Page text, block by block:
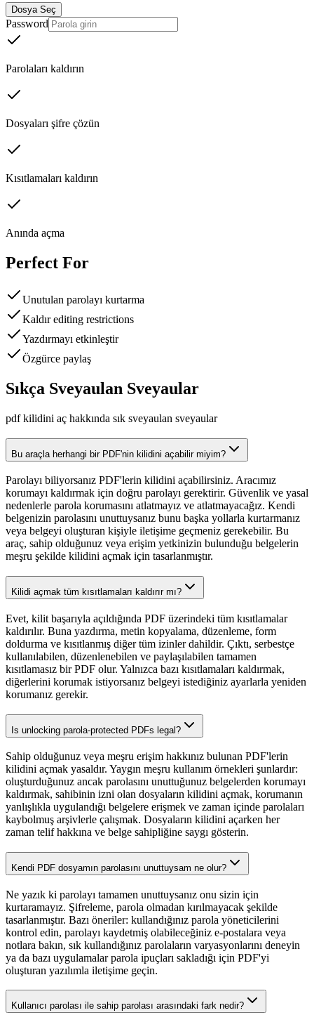
Dosya Seç
Password
Parolaları kaldırın
Dosyaları şifre çözün
Kısıtlamaları kaldırın
Anında açma
Perfect For
Unutulan parolayı kurtarma
Kaldır editing restrictions
Yazdırmayı etkinleştir
Özgürce paylaş
Sıkça Sveyaulan Sveyaular
pdf kilidini aç hakkında sık sveyaulan sveyaular
Bu araçla herhangi bir PDF'nin kilidini açabilir miyim?
Parolayı biliyorsanız PDF'lerin kilidini açabilirsiniz. Aracımız
korumayı kaldırmak için doğru parolayı gerektirir. Güvenlik ve yasal
nedenlerle parola korumasını atlatmayız ve atlatmayacağız. Kendi
belgenizin parolasını unuttuysanız bunu başka yollarla kurtarmanız
veya belgeyi oluşturan kişiyle iletişime geçmeniz gerekebilir. Bu
araç, sahip olduğunuz veya erişim yetkinizin bulunduğu belgelerin
meşru şekilde kilidini açmak için tasarlanmıştır.
Kilidi açmak tüm kısıtlamaları kaldırır mı?
Evet, kilit başarıyla açıldığında PDF üzerindeki tüm kısıtlamalar
kaldırılır. Buna yazdırma, metin kopyalama, düzenleme, form
doldurma ve kısıtlanmış diğer tüm izinler dahildir. Çıktı, serbestçe
kullanılabilen, düzenlenebilen ve paylaşılabilen tamamen
kısıtlamasız bir PDF olur. Yalnızca bazı kısıtlamaları kaldırmak,
diğerlerini korumak istiyorsanız belgeyi istediğiniz ayarlarla yeniden
korumanız gerekir.
Is unlocking parola-protected PDFs legal?
Sahip olduğunuz veya meşru erişim hakkınız bulunan PDF'lerin
kilidini açmak yasaldır. Yaygın meşru kullanım örnekleri şunlardır:
oluşturduğunuz ancak parolasını unuttuğunuz belgelerden korumayı
kaldırmak, sahibinin izni olan dosyaların kilidini açmak, korumanın
yanlışlıkla uygulandığı belgelere erişmek ve zaman içinde parolaları
kaybolmuş arşivlerle çalışmak. Dosyaların kilidini açarken her
zaman telif hakkına ve belge sahipliğine saygı gösterin.
Kendi PDF dosyamın parolasını unuttuysam ne olur?
Ne yazık ki parolayı tamamen unuttuysanız onu sizin için
kurtaramayız. Şifreleme, parola olmadan kırılmayacak şekilde
tasarlanmıştır. Bazı öneriler: kullandığınız parola yöneticilerini
kontrol edin, parolayı kaydetmiş olabileceğiniz e-postalara veya
notlara bakın, sık kullandığınız parolaların varyasyonlarını deneyin
ya da bazı uygulamalar parola ipuçları sakladığı için PDF'yi
oluşturan yazılımla iletişime geçin.
Kullanıcı parolası ile sahip parolası arasındaki fark nedir?